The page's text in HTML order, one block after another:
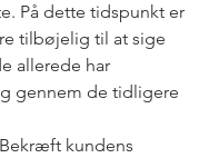
På dette tidspunkt er
tilbøjelig til at sige
allerede har
gennem de tidligere
Bekræft kundens